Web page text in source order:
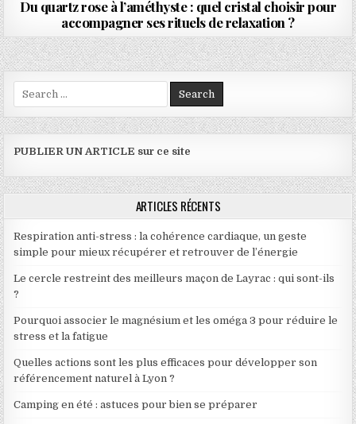
Du quartz rose à l’améthyste : quel cristal choisir pour
accompagner ses rituels de relaxation ?
Search for:
PUBLIER UN ARTICLE sur ce site
ARTICLES RÉCENTS
Respiration anti-stress : la cohérence cardiaque, un geste
simple pour mieux récupérer et retrouver de l’énergie
Le cercle restreint des meilleurs maçon de Layrac : qui sont-ils
?
Pourquoi associer le magnésium et les oméga 3 pour réduire le
stress et la fatigue
Quelles actions sont les plus efficaces pour développer son
référencement naturel à Lyon ?
Camping en été : astuces pour bien se préparer